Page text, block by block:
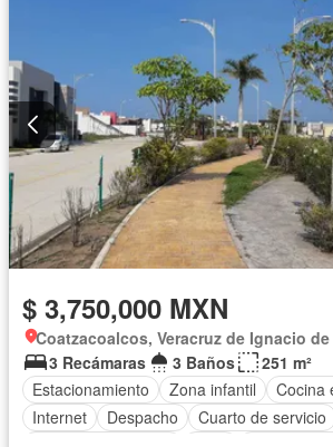
$ 3,750,000 MXN
Coatzacoalcos, Veracruz de Ignacio
3 Recámaras
3 Baños
251 m²
Estacionamiento
Zona infantil Cocina
Internet
Despacho Cuarto de servicio